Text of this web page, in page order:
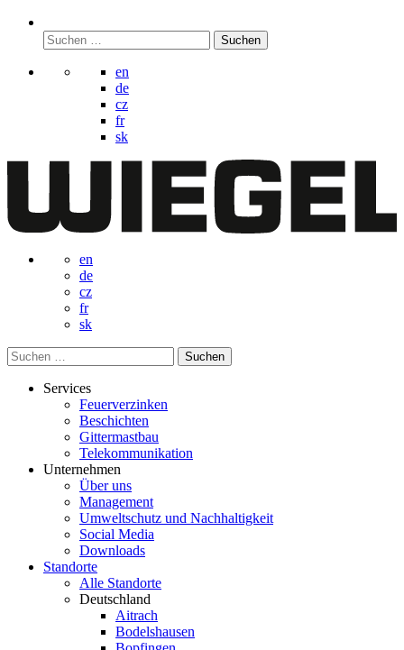
Suchen
nach:
en
de
cz
fr
sk
en
de
cz
fr
sk
Suchen
nach:
Services
Feuerverzinken
Beschichten
Gittermastbau
Telekommunikation
Unternehmen
Über uns
Management
Umweltschutz und Nachhaltigkeit
Social Media
Downloads
Standorte
Alle Standorte
Deutschland
Aitrach
Bodelshausen